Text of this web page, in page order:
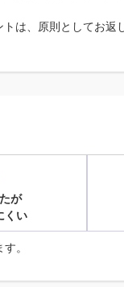
は、原則としてお返
が
くい
。